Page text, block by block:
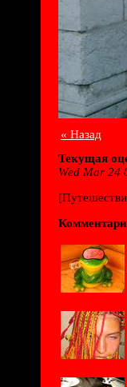
« Назад
Текущая
Wed Mar 24